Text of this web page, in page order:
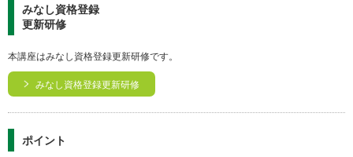
みなし資格登録
更新研修
本講座はみなし資格登録更新研修です。
みなし資格登録更新研修
ポイント